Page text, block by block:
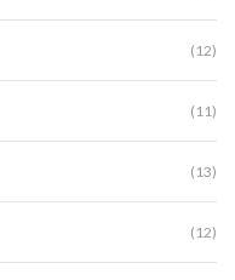
(12)
(11)
(13)
(12)